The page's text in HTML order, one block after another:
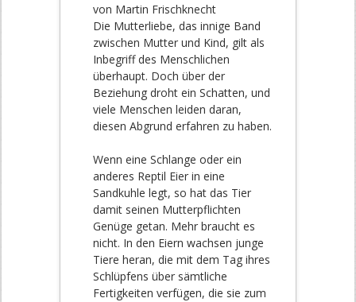
von Martin Frischknecht
Die Mutterliebe, das innige Band
zwischen Mutter und Kind, gilt als
Inbegriff des Menschlichen
überhaupt. Doch über der
Beziehung droht ein Schatten, und
viele Menschen leiden daran,
diesen Abgrund erfahren zu haben.
Wenn eine Schlange oder ein
anderes Reptil Eier in eine
Sandkuhle legt, so hat das Tier
damit seinen Mutterpflichten
Genüge getan. Mehr braucht es
nicht. In den Eiern wachsen junge
Tiere heran, die mit dem Tag ihres
Schlüpfens über sämtliche
Fertigkeiten verfügen, die sie zum